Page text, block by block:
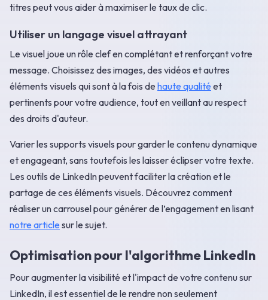
titres peut vous aider à maximiser le taux de clic.
Utiliser un langage visuel attrayant
Le visuel joue un rôle clef en complétant et renforçant votre
message. Choisissez des images, des vidéos et autres
éléments visuels qui sont à la fois de haute qualité et
pertinents pour votre audience, tout en veillant au respect
des droits d'auteur.
Varier les supports visuels pour garder le contenu dynamique
et engageant, sans toutefois les laisser éclipser votre texte.
Les outils de LinkedIn peuvent faciliter la création et le
partage de ces éléments visuels. Découvrez comment
réaliser un carrousel pour générer de l’engagement en lisant
notre article sur le sujet.
Optimisation pour l'algorithme LinkedIn
Pour augmenter la visibilité et l'impact de votre contenu sur
LinkedIn, il est essentiel de le rendre non seulement